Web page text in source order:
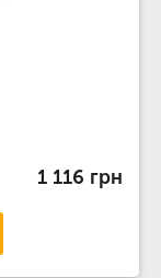
1 116 грн